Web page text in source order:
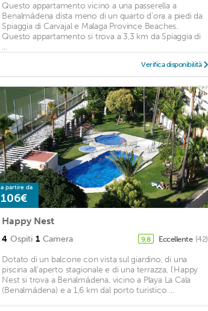
Questo appartamento vicino a una passerella a
Benalmádena dista meno di un quarto d'ora a piedi da
Spiaggia di Carvajal e Malaga Province Beaches.
Questo appartamento si trova a 3,3 km da Spiaggia di
...
Verifica disponibilità
a partire da
106€
Happy Nest
4 Ospiti 1 Camera 9,8 Eccellente (42)
Dotato di un balcone con vista sul giardino, di una
piscina all'aperto stagionale e di una terrazza, l'Happy
Nest si trova a Benalmádena, vicino a Playa La Cala
(Benalmádena) e a 1,6 km dal porto turistico ...